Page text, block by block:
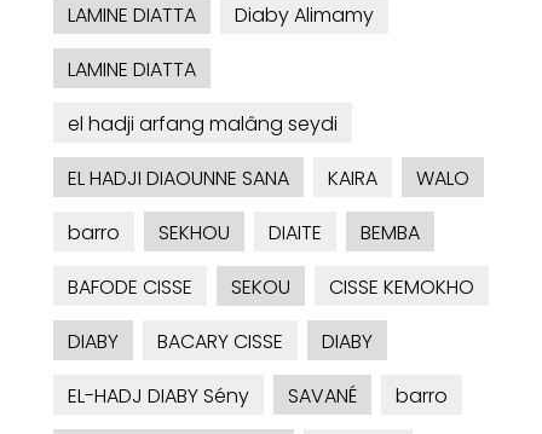
LAMINE DIATTA
Diaby Alimamy
LAMINE DIATTA
el hadji arfang malâng seydi
EL HADJI DIAOUNNE SANA
KAIRA
WALO
barro
SEKHOU DIAITE
BEMBA
BAFODE CISSE
SEKOU
CISSE KEMOKHO
DIABY
BACARY CISSE
DIABY
EL-HADJ DIABY Sény
SAVANÉ
barro